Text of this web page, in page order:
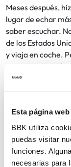
Esta página
BBK utiliza
puedas visitar
funciones.
necesarias para
Meses después,
lugar de echar
saber escuchar.
de los Estados
y viaja en coche.
personajes con
peregrinaje,
de sí.
OF A
El viaje a la
De Le Rue:
pequeño Victor, 3
que cumple 18